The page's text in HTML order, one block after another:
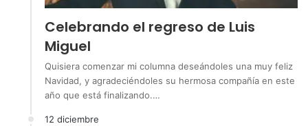
Celebrando el regreso de Luis
Miguel
Quisiera comenzar mi columna deseándoles una muy feliz
Navidad, y agradeciéndoles su hermosa compañía en este
año que está finalizando.…
12 diciembre